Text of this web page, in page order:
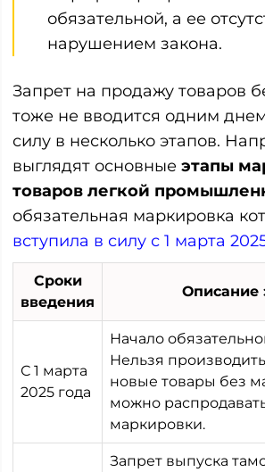
обязательной, а ее
нарушением закона.
Запрет на продажу товаров
тоже не вводится одним
силу в несколько этапов.
выглядят основные этапы
товаров легкой
обязательная маркировка
вступила в силу с 1 марта
Сроки
введения
Описание
С 1 марта
2025 года
Начало
Нельзя
новые товары без
можно
маркировки.
Запрет выпуска